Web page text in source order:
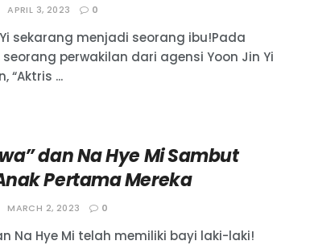
APRIL 3, 2023 0
sekarang menjadi seorang ibu!Pada
perwakilan dari agensi Yoon Jin Yi
“Aktris ...
dan Na Hye Mi Sambut
Pertama Mereka
MARCH 2, 2023 0
Na Hye Mi telah memiliki bayi laki-laki!